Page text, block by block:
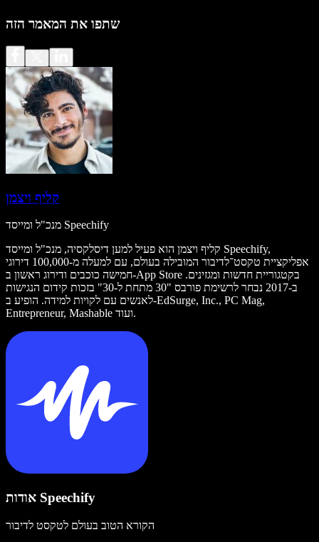
שתפו את המאמר הזה
קליף ויצמן
מנכ"ל ומייסד Speechify
קליף ויצמן הוא פעיל למען דיסלקסיה, מנכ"ל ומייסד Speechify,
אפליקציית טקסט־לדיבור המובילה בעולם, עם למעלה מ-100,000 דירוגי
חמישה כוכבים ודירוג ראשון ב-App Store בקטגוריית חדשות ומגזינים.
ב-2017 נבחר לרשימת פורבס "30 מתחת ל-30" בזכות קידום הנגישות
לאנשים עם לקויות למידה. הופיע ב-EdSurge, Inc., PC Mag,
Entrepreneur, Mashable ועוד.
אודות Speechify
הקורא הטוב בעולם לטקסט לדיבור